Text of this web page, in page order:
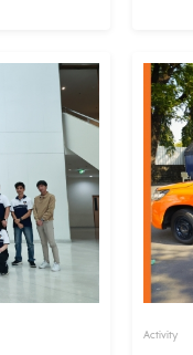
Activity